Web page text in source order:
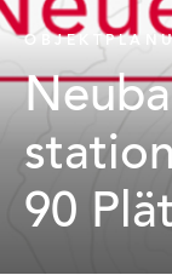
90